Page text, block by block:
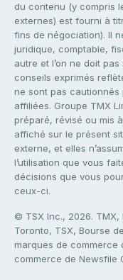
du contenu (y compris
externes) est fourni à
fins de négociation). Il
juridique, comptable,
autre et l’on ne doit
conseils exprimés
ne sont pas cautionnés
affiliées. Groupe TMX
préparé, révisé ou mis
affiché sur le présent
externe, et elles
l’utilisation que vous
décisions que vous
ceux-ci.
© TSX Inc., 2026.
Toronto, TSX, Bourse
marques de commerce
commerce de Newsfile